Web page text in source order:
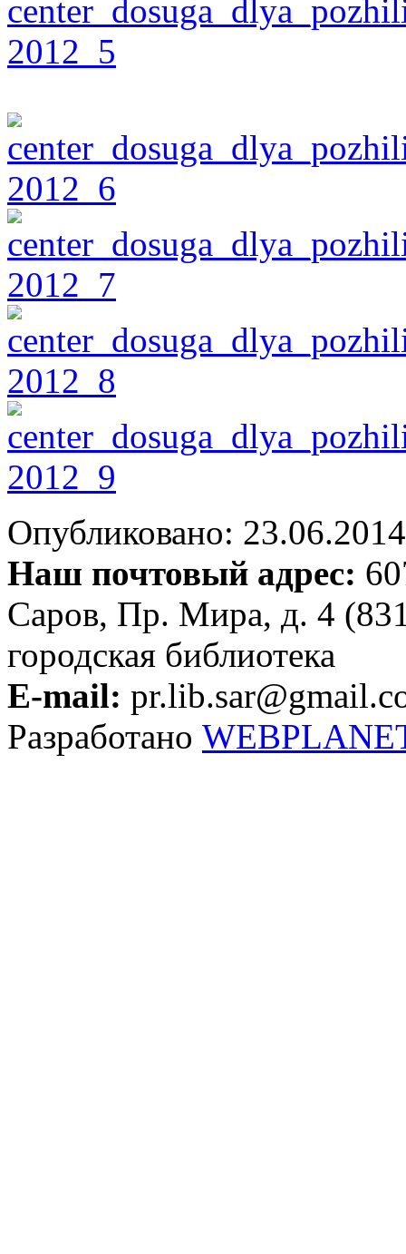
Опубликовано:
Наш почтовый адрес:
Саров, Пр. Мира, д. 4
городская библиотека
E-mail:
Разработано